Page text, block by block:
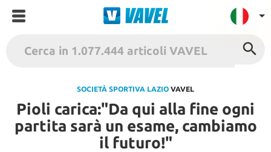
UK
Spagna
SOCIETÀ SPORTIVA LAZIO VAVEL
Pioli carica:"Da qui alla fine ogni
partita sarà un esame, cambiamo
il futuro!"